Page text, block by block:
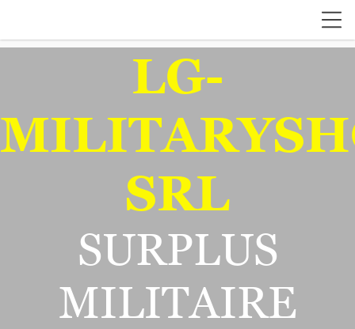
LG-
SRL
SURPLUS
MILITAIRE